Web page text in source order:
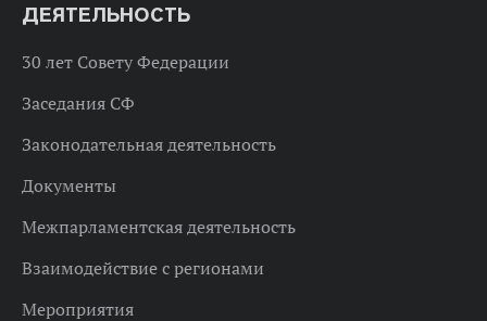
ДЕЯТЕЛЬНОСТЬ
30 лет Совету Федерации
Заседания СФ
Законодательная деятельность
Документы
Межпарламентская деятельность
Взаимодействие с регионами
Мероприятия